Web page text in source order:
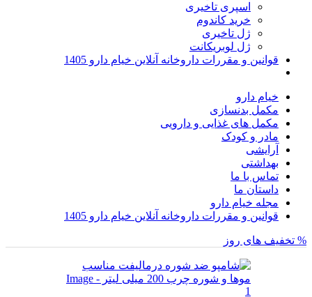
اسپری تاخیری
خرید کاندوم
ژل تاخیری
ژل لوبریکانت
قوانین و مقررات داروخانه آنلاین خیام دارو 1405
خیام دارو
مکمل بدنسازی
مکمل های غذایی و دارویی
مادر و کودک
آرایشی
بهداشتی
تماس با ما
داستان ما
مجله خیام دارو
قوانین و مقررات داروخانه آنلاین خیام دارو 1405
% تخفیف های روز